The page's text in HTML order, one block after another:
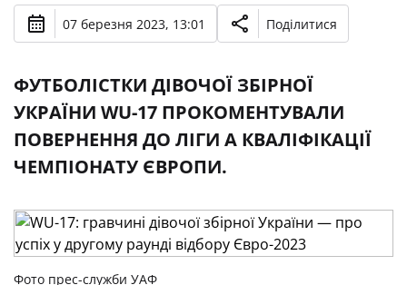
07 березня 2023, 13:01 Поділитися
ФУТБОЛІСТКИ ДІВОЧОЇ ЗБІРНОЇ
УКРАЇНИ WU-17 ПРОКОМЕНТУВАЛИ
ПОВЕРНЕННЯ ДО ЛІГИ А КВАЛІФІКАЦІЇ
ЧЕМПІОНАТУ ЄВРОПИ.
Фото прес-служби УАФ